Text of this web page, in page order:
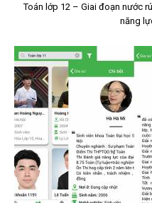
Toán lớp 12 – Giai đoạn nước
năng